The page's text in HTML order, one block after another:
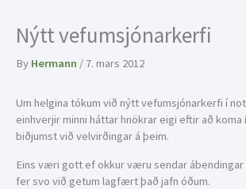
Nýtt vefumsjónarkerfi
By Hermann / 7. mars 2012
Um helgina tókum við nýtt vefumsjónarkerfi í
einhverjir minni háttar hnökrar eigi eftir að
biðjumst við velvirðingar á þeim.
Eins væri gott ef okkur væru sendar ábendingar
fer svo við getum lagfært það jafn óðum.